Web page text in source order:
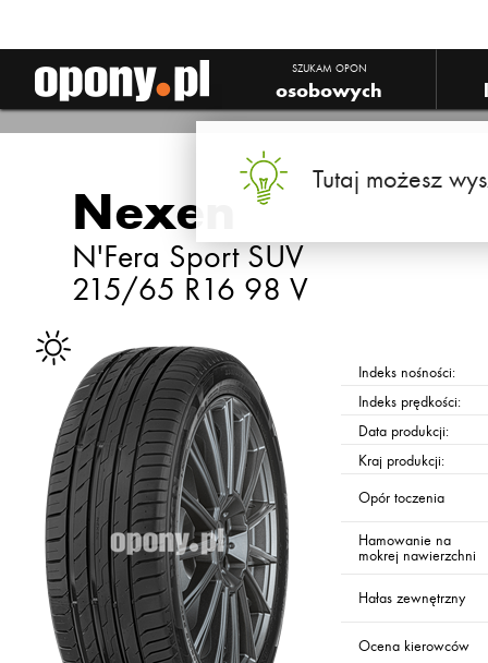
SZUKAM OPON
osobowych
Tutaj możesz
Nexen
N'Fera Sport SUV
215/65 R16 98 V
Indeks nośności:
Indeks prędkości:
Data produkcji:
Kraj produkcji:
Opór toczenia
Hamowanie na
mokrej nawierzchni
Hałas zewnętrzny
Ocena kierowców